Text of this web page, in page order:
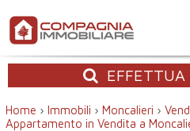
EFFETTUA
Home › Immobili › Moncalieri ›
Appartamento in Vendita a